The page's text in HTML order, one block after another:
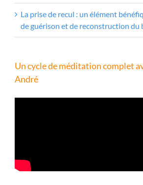
La prise de recul : un élément
de guérison et de reconstruction du
Un cycle de méditation complet
André